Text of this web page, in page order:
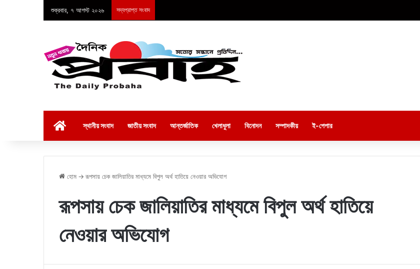
শুক্রবার, ৭ আগস্ট ২০২৬ সদ্যপ্রাপ্ত সংবাদ
স্থানীয় সংবাদ জাতীয় সংবাদ আন্তর্জাতিক খেলাধুলা বিনোদন সম্পাদকীয় ই-পেপার
হোম → রূপসায় চেক জালিয়াতির মাধ্যমে বিপুল অর্থ হাতিয়ে নেওয়ার অভিযোগ
রূপসায় চেক জালিয়াতির মাধ্যমে বিপুল অর্থ হাতিয়ে
নেওয়ার অভিযোগ